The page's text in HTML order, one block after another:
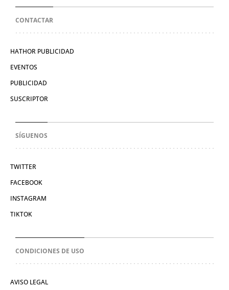
CONTACTAR
HATHOR PUBLICIDAD
EVENTOS
PUBLICIDAD
SUSCRIPTOR
SÍGUENOS
TWITTER
FACEBOOK
INSTAGRAM
TIKTOK
CONDICIONES DE USO
AVISO LEGAL